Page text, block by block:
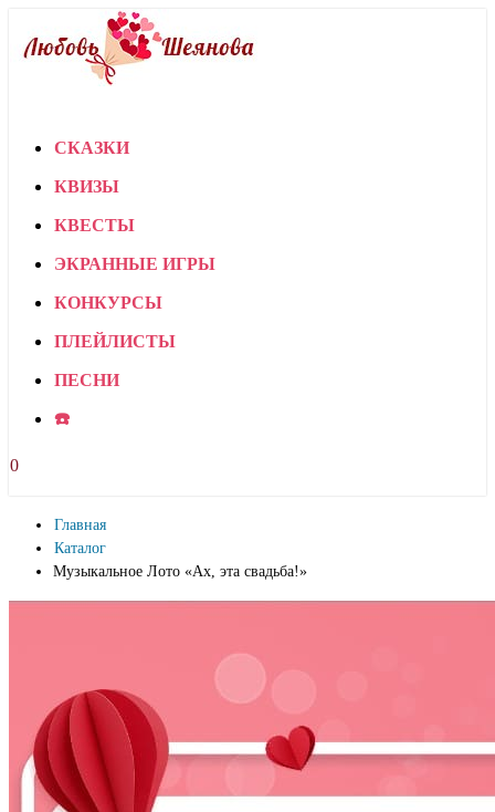
СКАЗКИ
КВИЗЫ
КВЕСТЫ
ЭКРАННЫЕ ИГРЫ
КОНКУРСЫ
ПЛЕЙЛИСТЫ
ПЕСНИ
☎️
0
Главная
Каталог
Музыкальное Лото «Ах, эта свадьба!»